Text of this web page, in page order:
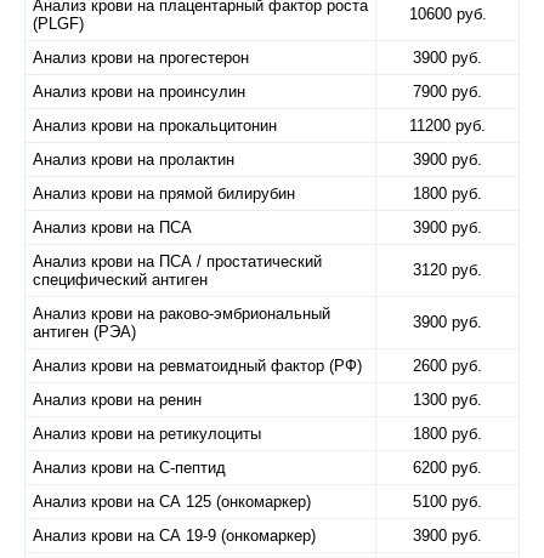
Анализ крови на плацентарный фактор роста
(PLGF)
10600 руб.
Анализ крови на прогестерон
3900 руб.
Анализ крови на проинсулин
7900 руб.
Анализ крови на прокальцитонин
11200 руб.
Анализ крови на пролактин
3900 руб.
Анализ крови на прямой билирубин
1800 руб.
Анализ крови на ПСА
3900 руб.
Анализ крови на ПСА / простатический
специфический антиген
3120 руб.
Анализ крови на раково-эмбриональный
антиген (РЭА)
3900 руб.
Анализ крови на ревматоидный фактор (РФ)
2600 руб.
Анализ крови на ренин
1300 руб.
Анализ крови на ретикулоциты
1800 руб.
Анализ крови на С-пептид
6200 руб.
Анализ крови на СА 125 (онкомаркер)
5100 руб.
Анализ крови на СА 19-9 (онкомаркер)
3900 руб.